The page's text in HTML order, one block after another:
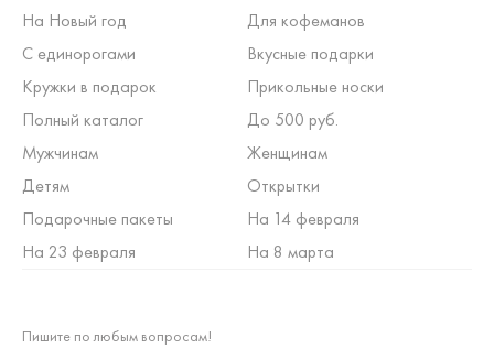
На Новый год
Для кофеманов
С единорогами
Вкусные подарки
Кружки в подарок
Прикольные носки
Полный каталог
До 500 руб.
Мужчинам
Женщинам
Детям
Открытки
Подарочные пакеты
На 14 февраля
На 23 февраля
На 8 марта
Пишите по любым вопросам!